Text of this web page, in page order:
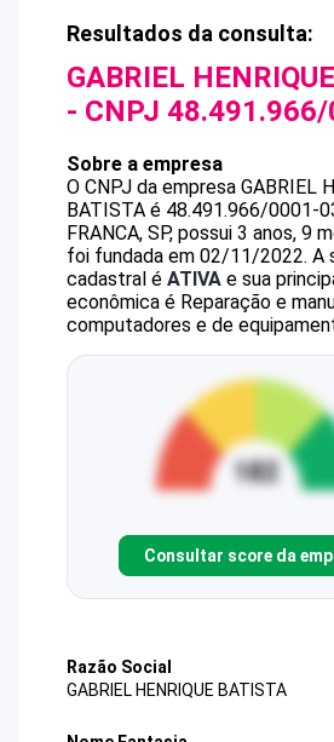
Resultados da consulta:
GABRIEL
- CNPJ
Sobre a empresa
O CNPJ da empresa GABRIEL
BATISTA é 48.491.966/0001-
FRANCA, SP, possui 3 anos, 9
foi fundada em 02/11/2022. A
cadastral é ATIVA e sua
econômica é Reparação e
computadores e de
Consultar score da
Razão Social
GABRIEL HENRIQUE BATISTA